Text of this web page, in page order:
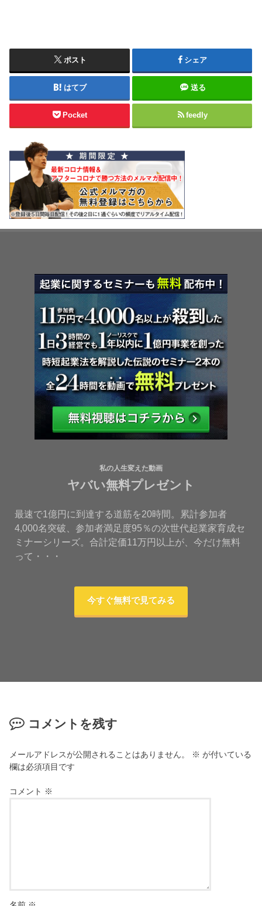
ポスト シェア
はてブ 送る
Pocket feedly
私の人生変えた動画
ヤバい無料プレゼント
最速で1億円に到達する道筋を20時間。累計参加者
4,000名突破、参加者満足度95％の次世代起業家育成セ
ミナーシリーズ。合計定価11万円以上が、今だけ無料
って・・・
今すぐ無料で見てみる
コメントを残す
メールアドレスが公開されることはありません。 ※ が付いている
欄は必須項目です
コメント ※